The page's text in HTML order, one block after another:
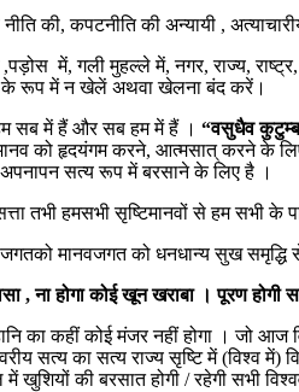
की, कपटनीति की अन्यायी ,
में, गली मुहल्ले में, नगर, राज्य,
के रूप में न खेलें अथवा खेलना बंद करें।
सब में हैं और सब हम में हैं । “वसुधैव
को हृदयंगम करने, आत्मसात् करने के लिए
अपनापन सत्य रूप में बरसाने के लिए है ।
तभी हमसभी सृष्टिमानवों से हम
मानवजगत को धनधान्य सुख समृद्धि
, ना होगा कोई खून खराबा । पूरण
का कहीं कोई मंजर नहीं होगा । जो आज
सत्य का सत्य राज्य सृष्टि में (विश्व
खुशियों की बरसात होगी / रहेगी सभी